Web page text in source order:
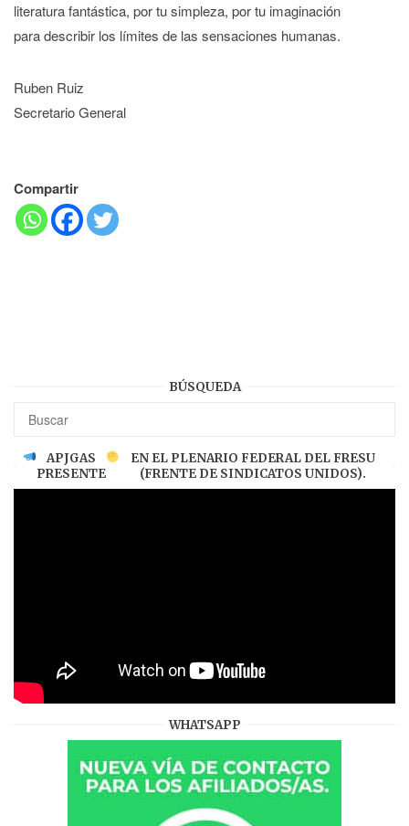
literatura fantástica, por tu simpleza, por tu imaginación
para describir los límites de las sensaciones humanas.
Ruben Ruiz
Secretario General
Compartir
BÚSQUEDA
APJGAS
PRESENTE
EN EL PLENARIO FEDERAL DEL FRESU
(FRENTE DE SINDICATOS UNIDOS).
WHATSAPP